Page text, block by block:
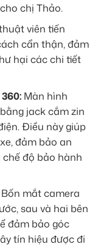
chị Thảo.
viên tiến
cẩn thận, đảm
hại các chi tiết
Màn hình
jack cắm zin
Điều này giúp
đảm bảo an
độ bảo hành
mắt camera
sau và hai bên
đảm bảo góc
tín hiệu được đi